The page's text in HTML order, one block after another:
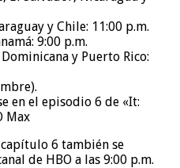
y Chile: 11:00 p.m.
9:00 p.m.
y Puerto Rico:
en el episodio 6 de «It:
Max
6 también se
de HBO a las 9:00 p.m.